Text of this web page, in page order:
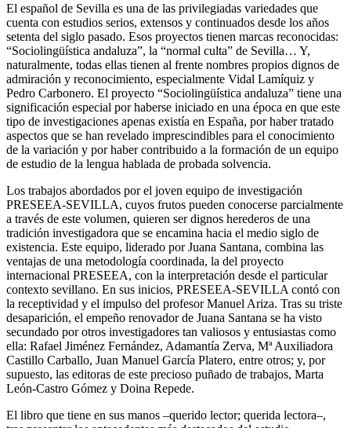
El español de Sevilla es una de las privilegiadas variedades que
cuenta con estudios serios, extensos y continuados desde los años
setenta del siglo pasado. Esos proyectos tienen marcas reconocidas:
“Sociolingüística andaluza”, la “normal culta” de Sevilla… Y,
naturalmente, todas ellas tienen al frente nombres propios dignos de
admiración y reconocimiento, especialmente Vidal Lamíquiz y
Pedro Carbonero. El proyecto “Sociolingüística andaluza” tiene una
significación especial por haberse iniciado en una época en que este
tipo de investigaciones apenas existía en España, por haber tratado
aspectos que se han revelado imprescindibles para el conocimiento
de la variación y por haber contribuido a la formación de un equipo
de estudio de la lengua hablada de probada solvencia.
Los trabajos abordados por el joven equipo de investigación
PRESEEA-SEVILLA, cuyos frutos pueden conocerse parcialmente
a través de este volumen, quieren ser dignos herederos de una
tradición investigadora que se encamina hacia el medio siglo de
existencia. Este equipo, liderado por Juana Santana, combina las
ventajas de una metodología coordinada, la del proyecto
internacional PRESEEA, con la interpretación desde el particular
contexto sevillano. En sus inicios, PRESEEA-SEVILLA contó con
la receptividad y el impulso del profesor Manuel Ariza. Tras su triste
desaparición, el empeño renovador de Juana Santana se ha visto
secundado por otros investigadores tan valiosos y entusiastas como
ella: Rafael Jiménez Fernández, Adamantía Zerva, Mª Auxiliadora
Castillo Carballo, Juan Manuel García Platero, entre otros; y, por
supuesto, las editoras de este precioso puñado de trabajos, Marta
León-Castro Gómez y Doina Repede.
El libro que tiene en sus manos –querido lector; querida lectora–,